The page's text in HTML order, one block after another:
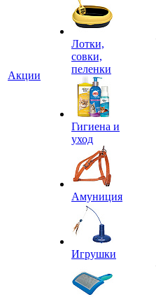
Акции
Лотки,
совки,
пеленки
Гигиена и
уход
Амуниция
Игрушки